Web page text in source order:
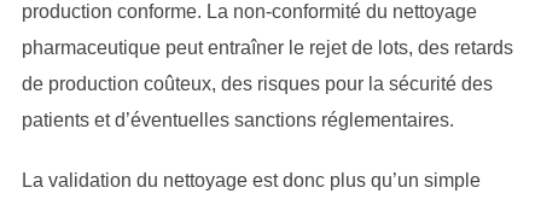
production conforme. La non-conformité du nettoyage
pharmaceutique peut entraîner le rejet de lots, des retards
de production coûteux, des risques pour la sécurité des
patients et d’éventuelles sanctions réglementaires.
La validation du nettoyage est donc plus qu’un simple